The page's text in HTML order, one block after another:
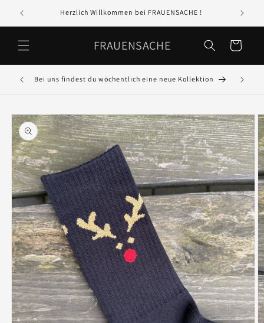
zum
Herzlich Willkommen bei FRAUENSACHE !
FRAUENSACHE Warenkorb
Bei uns findest du wöchentlich eine neue Kollektion